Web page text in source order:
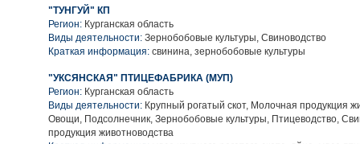
"ТУНГУЙ" КП
Регион: Курганская область
Виды деятельности: Зернобобовые культуры, Свиноводство
Краткая информация: свинина, зернобобовые культуры
"УКСЯНСКАЯ" ПТИЦЕФАБРИКА (МУП)
Регион: Курганская область
Виды деятельности: Крупный рогатый скот, Молочная продукция
Овощи, Подсолнечник, Зернобобовые культуры, Птицеводство,
продукция животноводства